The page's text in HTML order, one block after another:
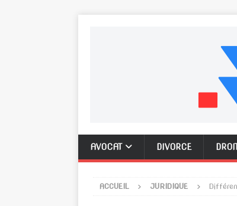
AVOCAT DIVORCE
ACCUEIL JURIDIQUE